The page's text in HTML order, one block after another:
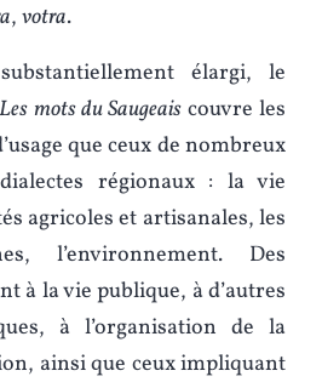
, votra.
élargi, le
Les mots du Saugeais couvre les
que ceux de nombreux
régionaux : la vie
agricoles et artisanales, les
l’environnement. Des
à la vie publique, à d’autres
à l’organisation de la
ainsi que ceux impliquant